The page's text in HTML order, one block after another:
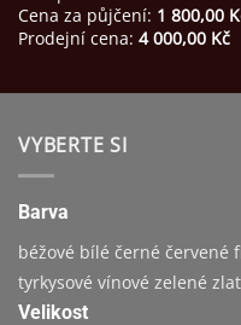
Cena za půjčení: 1 800,00
Prodejní cena: 4 000,00 Kč
VYBERTE SI
Barva
béžové bílé černé červené
tyrkysové vínové zelené
Velikost